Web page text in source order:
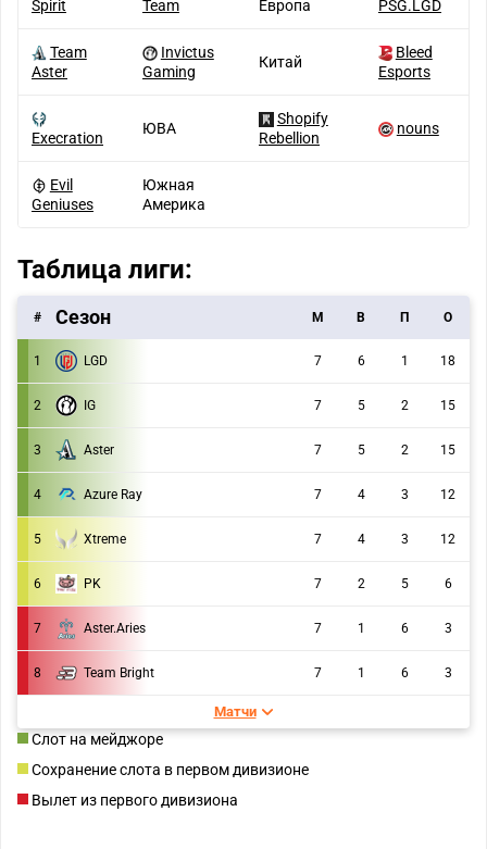
Spirit
Team
Европа
PSG.LGD
Team
Aster
Invictus
Gaming
Китай
Bleed
Esports
Execration
ЮВА
Shopify
Rebellion
nouns
Evil
Geniuses
Южная
Америка
Таблица лиги:
# Сезон M В П О
1 LGD 7 6 1 18
2 IG 7 5 2 15
3 Aster 7 5 2 15
4 Azure Ray 7 4 3 12
5 Xtreme 7 4 3 12
6 PK 7 2 5 6
7 Aster.Aries 7 1 6 3
8 Team Bright 7 1 6 3
Матчи
Слот на мейджоре
Сохранение слота в первом дивизионе
Вылет из первого дивизиона